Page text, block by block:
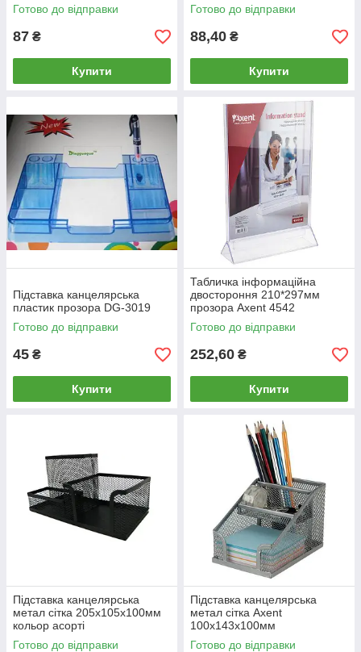
Готово до відправки
87 ₴
Купити
Готово до відправки
88,40 ₴
Купити
Підставка канцелярська
пластик прозора DG-3019
Готово до відправки
45 ₴
Купити
Табличка інформаційна
двостороння 210*297мм
прозора Axent 4542
Готово до відправки
252,60 ₴
Купити
Підставка канцелярська
метал сітка 205x105x100мм
кольор асорті
9058/9128/3689/2080
Готово до відправки
Підставка канцелярська
метал сітка Axent
100x143x100мм
2118*_Черный
Готово до відправки